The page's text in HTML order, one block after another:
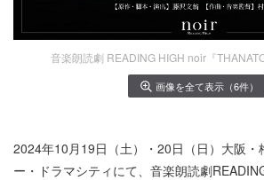
音楽朗読劇 READING HIGH noir『
画像を全て表示（6件）
2024年10月19日（土）・20日（日）大阪・
ー・ドラマシティにて、音楽朗読劇